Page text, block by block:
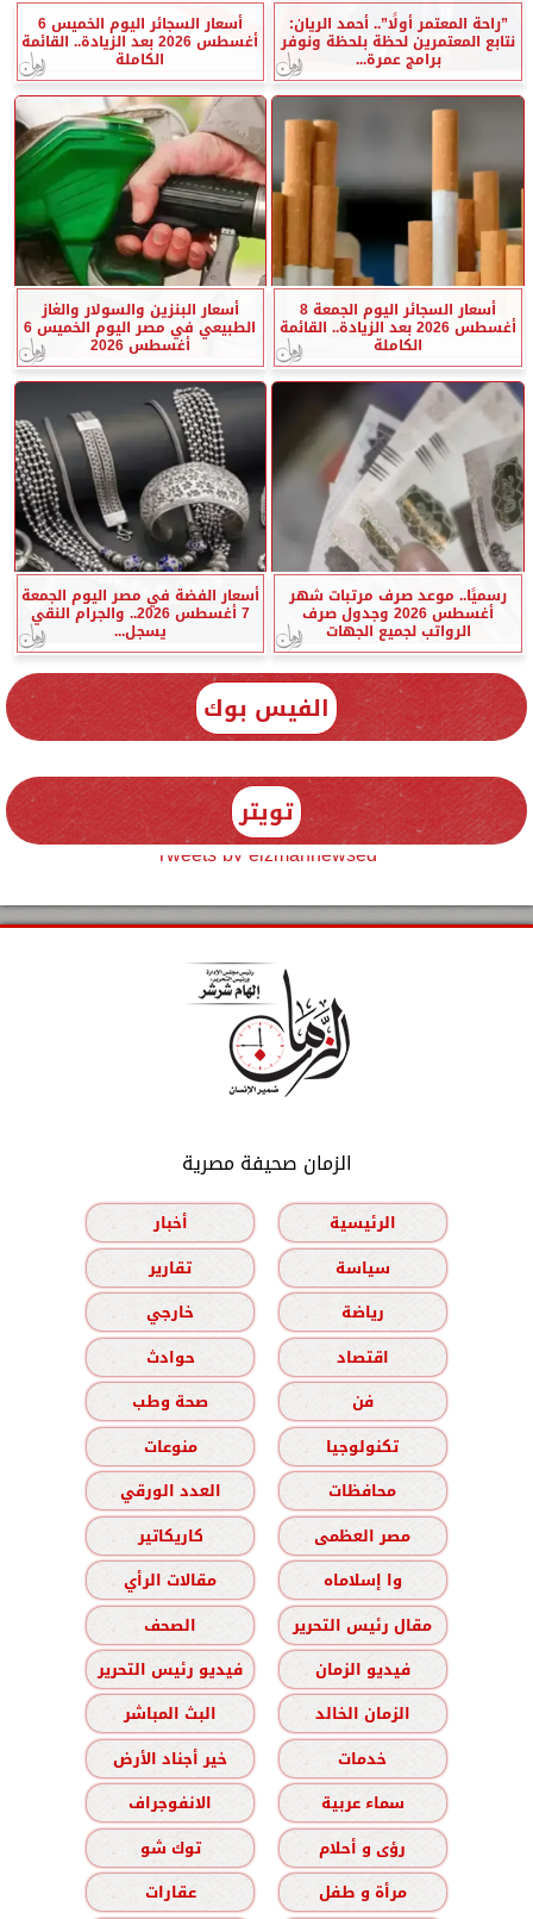
”راحة المعتمر أولًا”.. أحمد الريان:
نتابع المعتمرين لحظة بلحظة ونوفر
برامج عمرة...
أسعار السجائر اليوم الخميس 6
أغسطس 2026 بعد الزيادة.. القائمة
الكاملة
أسعار السجائر اليوم الجمعة 8
أغسطس 2026 بعد الزيادة.. القائمة
الكاملة
أسعار البنزين والسولار والغاز
الطبيعي في مصر اليوم الخميس 6
أغسطس 2026
رسميًا.. موعد صرف مرتبات شهر
أغسطس 2026 وجدول صرف
الرواتب لجميع الجهات
أسعار الفضة في مصر اليوم الجمعة
7 أغسطس 2026.. والجرام النقي
يسجل...
الفيس بوك
تويتر
Tweets by elzmannewseg
الزمان صحيفة مصرية
الرئيسية
أخبار
سياسة
تقارير
رياضة
خارجي
اقتصاد
حوادث
فن
صحة وطب
تكنولوجيا
منوعات
محافظات
العدد الورقي
مصر العظمى
كاريكاتير
وا إسلاماه
مقالات الرأي
مقال رئيس التحرير
الصحف
فيديو الزمان
فيديو رئيس التحرير
الزمان الخالد
البث المباشر
خدمات
خير أجناد الأرض
سماء عربية
الانفوجراف
رؤى و أحلام
توك شو
مرأة و طفل
عقارات